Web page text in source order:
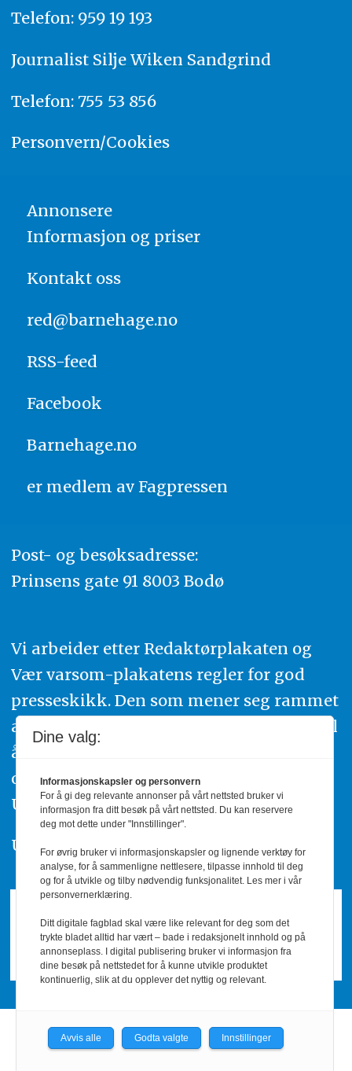
Telefon: 959 19 193
Journalist Silje Wiken Sandgrind
Telefon: 755 53 856
Personvern/Cookies
Annonsere
Informasjon og priser
Kontakt oss
red@barnehage.no
RSS-feed
Facebook
Barnehage.no
er medlem av Fagpressen
Post- og besøksadresse:
Prinsens gate 91 8003 Bodø
Vi arbeider etter Redaktørplakaten og
Vær varsom-plakatens regler for god
presseskikk. Den som mener seg rammet
av urettmessig publisering, oppfordres til
å ta kontakt med redaksjonen. Du kan
også klage inn saker til Pressens Faglige
Utvalg,www.pfu.no.
Utgiver: PBL
Powered by Labrador CMS
Dine valg:
Informasjonskapsler og personvern
For å gi deg relevante annonser på vårt nettsted bruker vi
informasjon fra ditt besøk på vårt nettsted. Du kan reservere
deg mot dette under "Innstillinger".
For øvrig bruker vi informasjonskapsler og lignende verktøy for
analyse, for å sammenligne nettlesere, tilpasse innhold til deg
og for å utvikle og tilby nødvendig funksjonalitet. Les mer i vår
personvernerklæring.
Ditt digitale fagblad skal være like relevant for deg som det
trykte bladet alltid har vært – bade i redaksjonelt innhold og på
annonseplass. I digital publisering bruker vi informasjon fra
dine besøk på nettstedet for å kunne utvikle produktet
kontinuerlig, slik at du opplever det nyttig og relevant.
Avvis alle Godta valgte Innstillinger